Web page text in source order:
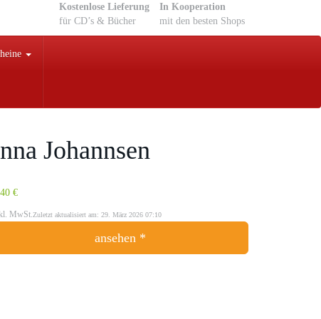
Kostenlose Lieferung
für CD’s & Bücher
In Kooperation
mit den besten Shops
Johannsen
€
MwSt.Zuletzt aktualisiert am: 29. März 2026 07:10
ansehen *